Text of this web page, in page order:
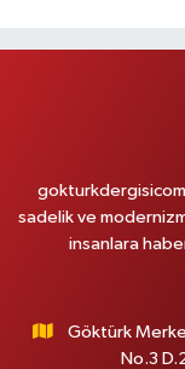
sadelik ve
insanlara
Göktürk
No.3